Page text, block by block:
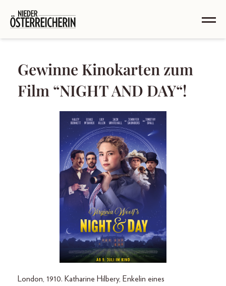
Gewinne Kinokarten zum
Film “NIGHT AND DAY“!
London, 1910. Katharine Hilbery, Enkelin eines